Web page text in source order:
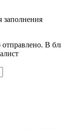
заполнения
В